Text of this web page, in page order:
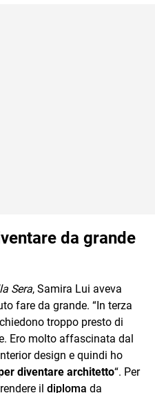
da grande
Sera, Samira Lui aveva
fare da grande. “In terza
troppo presto di
Ero molto affascinata dal
design e quindi ho
diventare architetto“. Per
il diploma da